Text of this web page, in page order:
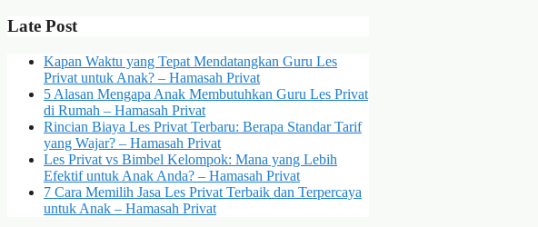
Late Post
Kapan Waktu yang Tepat Mendatangkan Guru Les
Privat untuk Anak? – Hamasah Privat
5 Alasan Mengapa Anak Membutuhkan Guru Les Privat
di Rumah – Hamasah Privat
Rincian Biaya Les Privat Terbaru: Berapa Standar Tarif
yang Wajar? – Hamasah Privat
Les Privat vs Bimbel Kelompok: Mana yang Lebih
Efektif untuk Anak Anda? – Hamasah Privat
7 Cara Memilih Jasa Les Privat Terbaik dan Terpercaya
untuk Anak – Hamasah Privat